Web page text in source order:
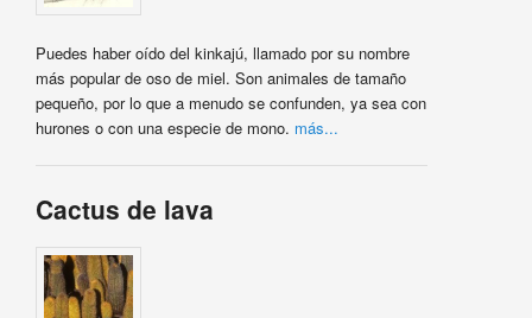
Puedes haber oído del kinkajú, llamado por su nombre
más popular de oso de miel. Son animales de tamaño
pequeño, por lo que a menudo se confunden, ya sea con
hurones o con una especie de mono. más...
Cactus de lava